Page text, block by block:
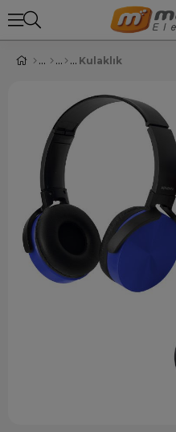
Kulaklık